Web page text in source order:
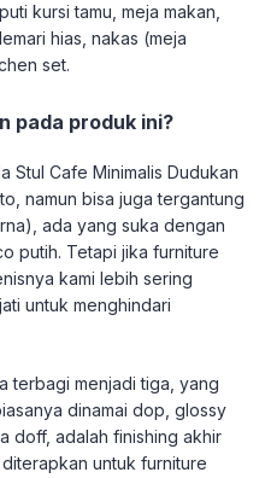
kursi tamu, meja makan,
hias, nakas (meja
set.
pada produk ini?
Stul Cafe Minimalis Dudukan
namun bisa juga tergantung
ada yang suka dengan
putih. Tetapi jika furniture
kami lebih sering
untuk menghindari
terbagi menjadi tiga, yang
dinamai dop, glossy
doff, adalah finishing akhir
untuk furniture